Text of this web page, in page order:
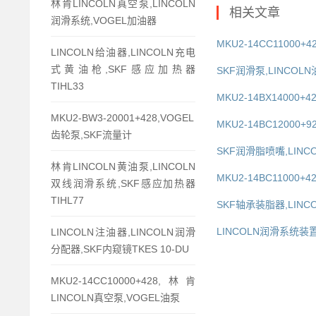
林肯LINCOLN真空泵,LINCOLN
润滑系统,VOGEL加油器
LINCOLN给油器,LINCOLN充电
式黄油枪,SKF感应加热器
TIHL33
MKU2-BW3-20001+428,VOGEL
齿轮泵,SKF流量计
林肯LINCOLN黄油泵,LINCOLN
双线润滑系统,SKF感应加热器
TIHL77
LINCOLN注油器,LINCOLN润滑
分配器,SKF内窥镜TKES 10-DU
MKU2-14CC10000+428,林肯
LINCOLN真空泵,VOGEL油泵
相关文章
MKU2-
SKF润滑泵,LINCOLN
MKU2-
MKU2-
SKF润滑脂喷嘴
MKU2-
SKF轴承装脂器
LINCOLN润滑系统装